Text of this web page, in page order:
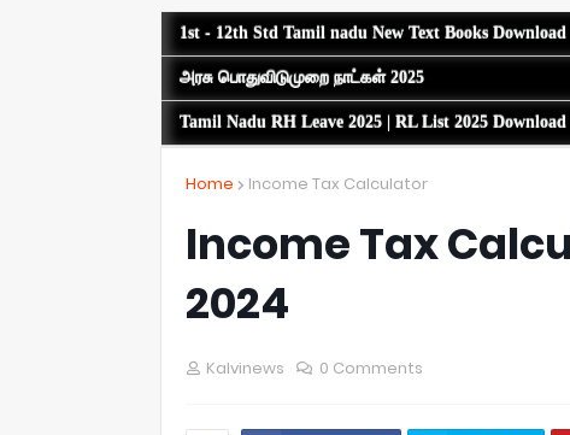
1st - 12th Std Tamil nadu New Text Books Download
அரசு பொதுவிடுமுறை நாட்கள் 2025
Tamil Nadu RH Leave 2025 | RL List 2025 Download
Home Income Tax Calculator
Income Tax
2024
Kalvinews 0 Comments